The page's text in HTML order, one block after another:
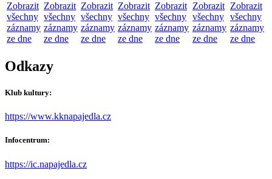
Zobrazit
všechny
záznamy
ze dne
Zobrazit
všechny
záznamy
ze dne
Zobrazit
všechny
záznamy
ze dne
Zobrazit
všechny
záznamy
ze dne
Zobrazit
všechny
záznamy
ze dne
Zobrazit
všechny
záznamy
ze dne
Zobrazit
všechny
záznamy
ze dne
Odkazy
Klub kultury:
https://www.kknapajedla.cz
Infocentrum:
https://ic.napajedla.cz